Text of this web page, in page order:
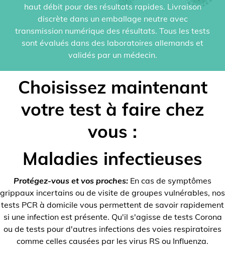
haut débit pour des résultats rapides. Livraison
discrète dans un emballage neutre avec
transmission numérique des résultats. Tous les tests
sont évalués dans des laboratoires allemands et
validés par un médecin.
Choisissez maintenant
votre test à faire chez
vous :
Maladies infectieuses
Protégez-vous et vos proches: En cas de symptômes
grippaux incertains ou de visite de groupes vulnérables, nos
tests PCR à domicile vous permettent de savoir rapidement
si une infection est présente. Qu'il s'agisse de tests Corona
ou de tests pour d'autres infections des voies respiratoires
comme celles causées par les virus RS ou Influenza.